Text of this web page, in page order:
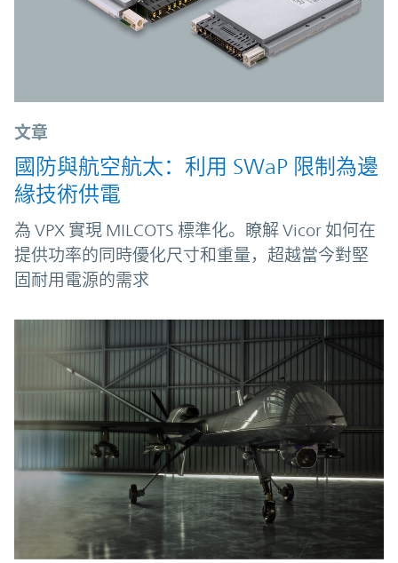
文章
國防與航空航太：利用 SWaP 限制為邊
緣技術供電
為 VPX 實現 MILCOTS 標準化。瞭解 Vicor 如何在
提供功率的同時優化尺寸和重量，超越當今對堅
固耐用電源的需求